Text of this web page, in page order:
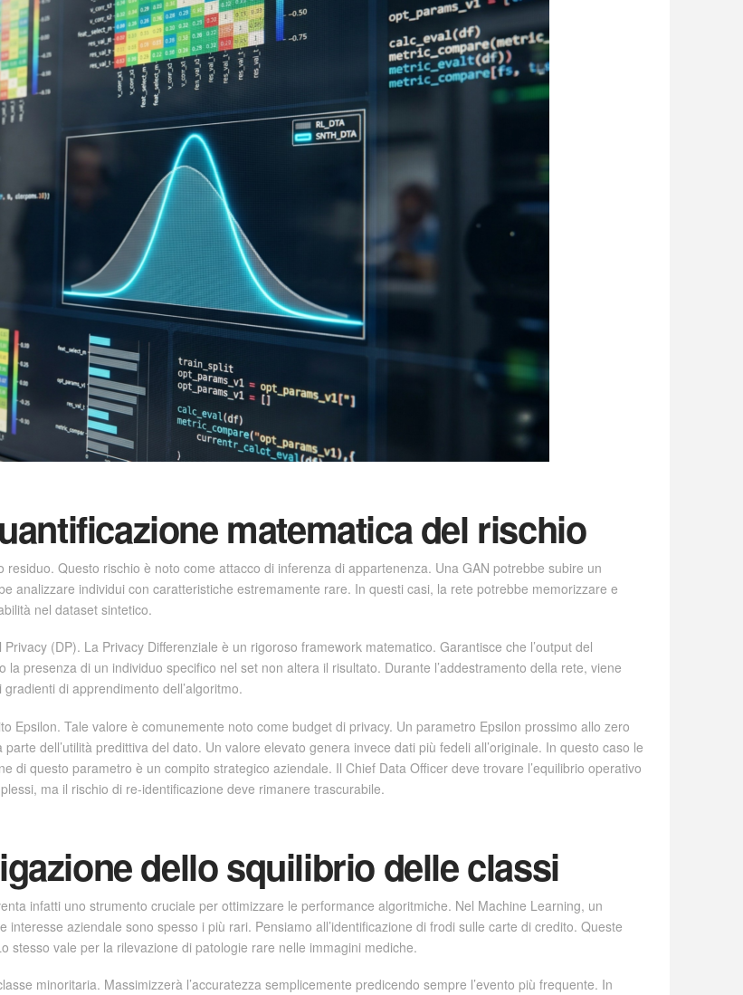
matematica del rischio
Questo rischio è noto come attacco di inferenza di appartenenza. Una GAN potrebbe subire un
analizzare individui con caratteristiche estremamente rare. In questi casi, la rete potrebbe memorizzare e
nel dataset sintetico.
(DP). La Privacy Differenziale è un rigoroso framework matematico. Garantisce che l’output del
presenza di un individuo specifico nel set non altera il risultato. Durante l’addestramento della rete, viene
di apprendimento dell’algoritmo.
Epsilon. Tale valore è comunemente noto come budget di privacy. Un parametro Epsilon prossimo allo zero
dell’utilità predittiva del dato. Un valore elevato genera invece dati più fedeli all’originale. In questo caso le
di questo parametro è un compito strategico aziendale. Il Chief Data Officer deve trovare l’equilibrio operativo
ma il rischio di re-identificazione deve rimanere trascurabile.
dello squilibrio delle classi
infatti uno strumento cruciale per ottimizzare le performance algoritmiche. Nel Machine Learning, un
aziendale sono spesso i più rari. Pensiamo all’identificazione di frodi sulle carte di credito. Queste
vale per la rilevazione di patologie rare nelle immagini mediche.
minoritaria. Massimizzerà l’accuratezza semplicemente predicendo sempre l’evento più frequente. In